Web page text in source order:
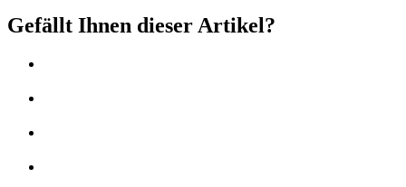
Gefällt Ihnen dieser Artikel?